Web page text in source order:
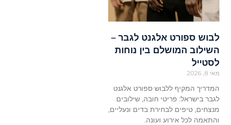
לבוש ספורט אלגנט לגבר –
השילוב המושלם בין נוחות
לסטייל
מאי 8, 2026
המדריך המקיף ללבוש ספורט אלגנט
לגבר בישראל: פריטי חובה, שילובים
מנצחים, טיפים לבחירת בדים ונעליים,
והתאמה לכל אירוע ועונה.